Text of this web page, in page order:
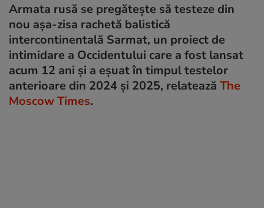
Armata rusă se pregătește să testeze din
nou așa-zisa rachetă balistică
intercontinentală Sarmat, un proiect de
intimidare a Occidentului care a fost lansat
acum 12 ani și a eșuat în timpul testelor
anterioare din 2024 și 2025, relatează The
Moscow Times.